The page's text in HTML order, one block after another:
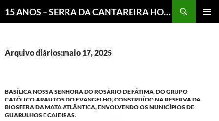
15 ANOS – SERRA DA CANTAREIRA HOJE E COTIDIANO DO BRASIL E DO MUNDO
Arquivo diários:maio 17, 2025
BASÍLICA NOSSA SENHORA DO ROSÁRIO DE FÁTIMA, DO GRUPO
CATÓLICO ARAUTOS DO EVANGELHO, CONSTRUÍDO NA RESERVA DA
BIOSFERA DA MATA ATLÂNTICA, ENVOLVENDO OS MUNICÍPIOS DE
GUARULHOS E CAIEIRAS.